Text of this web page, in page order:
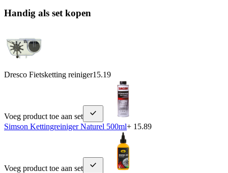
Handig als set kopen
Dresco Fietsketting reiniger15.19
Voeg product toe aan set
Simson Kettingreiniger Naturel 500ml+ 15.89
Voeg product toe aan set